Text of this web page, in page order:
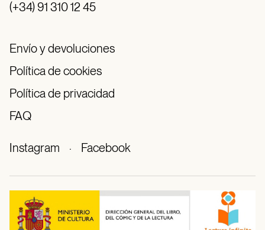
(+34) 91 310 12 45
Envío y devoluciones
Política de cookies
Política de privacidad
FAQ
Instagram · Facebook